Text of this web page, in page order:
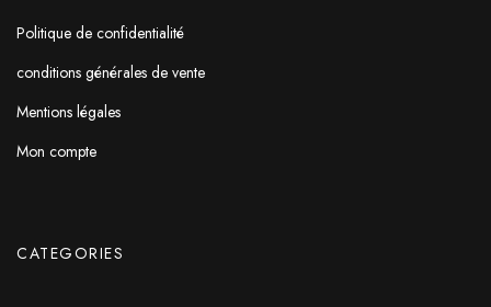
Politique de confidentialité
conditions générales de vente
Mentions légales
Mon compte
CATEGORIES